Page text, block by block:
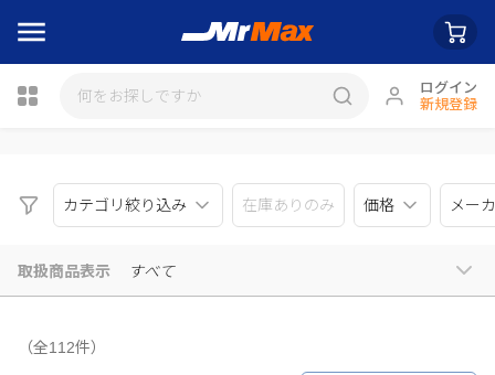
ログイン
新規登録
カテゴリ絞り込み 在庫ありのみ 価格 メー
取扱商品表示 すべて
（全112件）